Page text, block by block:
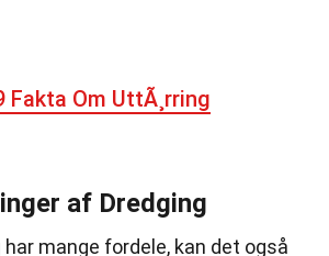
Fakta Om UttÃ¸rring
af Dredging
mange fordele, kan det også